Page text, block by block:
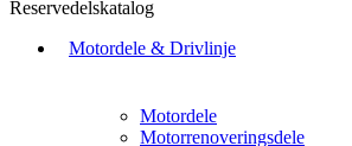
Reservedelskatalog
Motordele & Drivlinje
Motordele
Motorrenoveringsdele